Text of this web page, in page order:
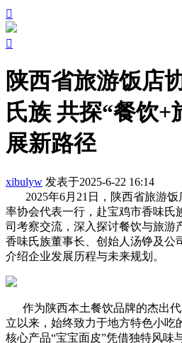


陕西省旅游饭店
氏族 共探“餐饮+
展新路径
xibulyw 发表于2025-6-22 16:14
2025年6月21日，陕西省旅游饭
率协会代表一行，赴宝鸡市香味氏
司考察交流，深入探讨餐饮与旅游
香味氏族董事长、创始人汤铮及公
介绍企业发展历程与未来规划。
作为陕西本土餐饮品牌的杰出代
立以来，始终致力于地方特色小吃
核心产品“宝宝面皮”凭借独特风味